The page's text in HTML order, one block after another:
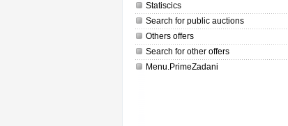
Statiscics
Search for public auctions
Others offers
Search for other offers
Menu.PrimeZadani